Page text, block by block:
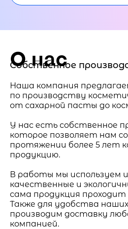
О нас
Собственное
Наша компания
по производству
от сахарной пасты до
У нас есть собственное
которое позволяет нам
протяжении более 5 лет
продукцию.
В работы мы используем
качественные и
сама продукция
Также для удобства
производим доставку
компанией.